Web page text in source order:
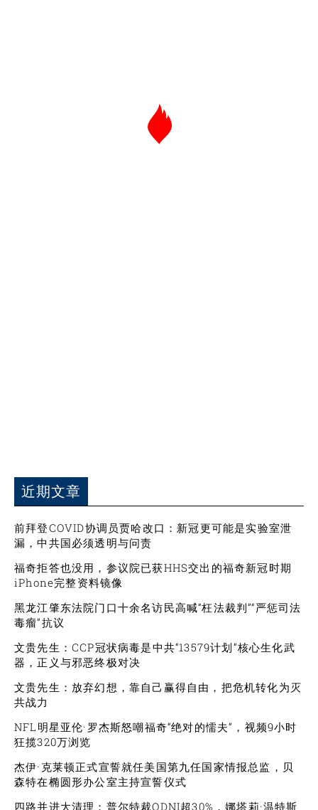
近期文章
前拜登COVID协调员贾哈改口：新冠更可能是实验室泄
漏，中共国必须透明与问责
福奇拒答也没用，参议院已获HHS交出的福奇新冠时期
iPhone完整资料镜像
黑龙江肇东法院门口十余名访民高喊“枉法裁判”“严惩司法
毒瘤”抗议
文贵先生：CCP冠状病毒是中共“13579计划”核心生化武
器，正义与邪恶终极对决
文贵先生：放弃幻想，靠自己赢得自由，把危机转化为灭
共战力
NFL明星亚伦·罗杰斯怒嘲福奇“绝对的懦夫”，视频9小时
狂揽320万浏览
杰伊·克莱顿正式宣誓就任美国第九任国家情报总监，贝
森特在椭圆形办公室主持宣誓仪式
四路并进大清理：普尔特裁ODNI超30%，娜塔莉·温特斯